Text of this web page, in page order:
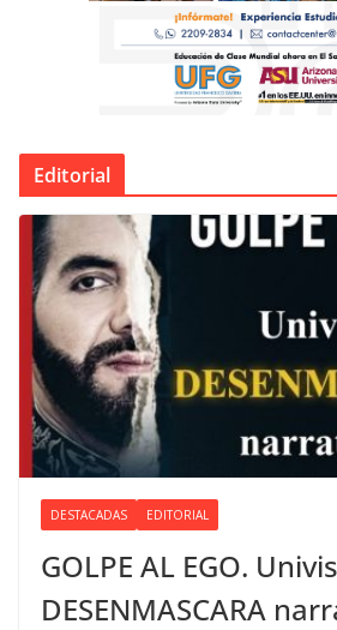
Editorial
DESTACADAS EDITORIAL
GOLPE AL EGO.
DESENMASCARA